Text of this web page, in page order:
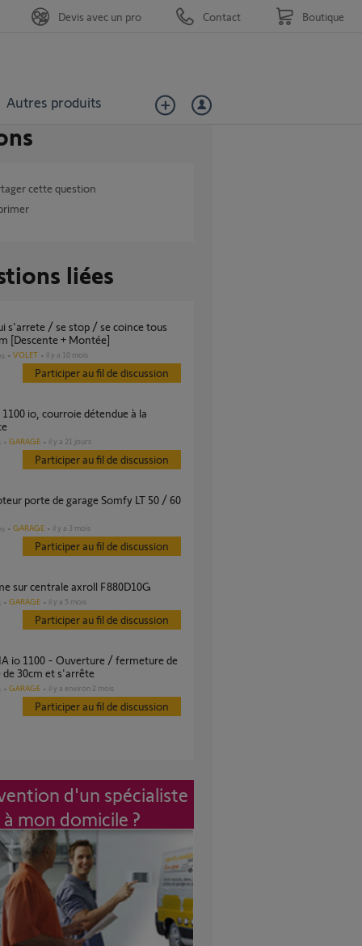
Autres produits
Devis avec un pro Contact Boutique
cette question
liées
[Descente + Montée]
VOLET il y a 10 mois
Participer au fil de discussion
GARAGE il y a 21 jours
Participer au fil de discussion
GARAGE il y a 3 mois
Participer au fil de discussion
sur centrale axroll F880D10G
GARAGE il y a 5 mois
Participer au fil de discussion
de 30cm et s'arrête
GARAGE il y a environ 2 mois
Participer au fil de discussion
d'un spécialiste
à mon domicile ?